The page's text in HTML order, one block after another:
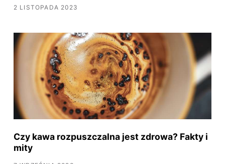
2 LISTOPADA 2023
Czy kawa rozpuszczalna jest zdrowa? Fakty i
mity